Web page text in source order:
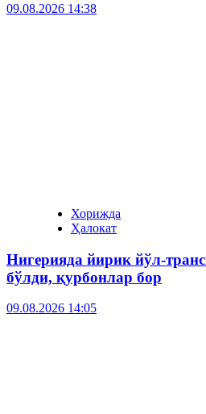
09.08.2026 14:38
Хорижда
Ҳалокат
Нигерияда йирик йўл-
бўлди, қурбонлар бор
09.08.2026 14:05